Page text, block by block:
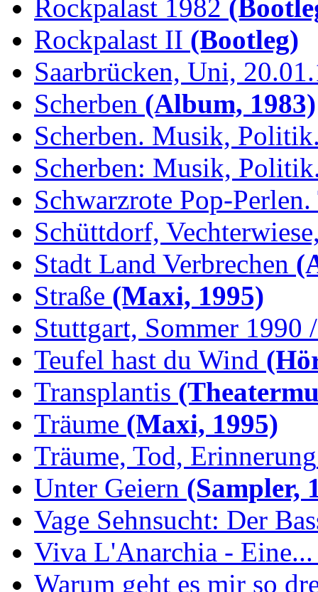
Rockpalast 1982
Rockpalast II (Bootleg)
Saarbrücken, Uni,
Scherben (Album, 1983)
Scherben. Musik,
Scherben: Musik,
Schwarzrote Pop-
Schüttdorf,
Stadt Land Verbrechen
Straße (Maxi, 1995)
Stuttgart, Sommer 1990
Teufel hast du Wind
Transplantis
Träume (Maxi, 1995)
Träume, Tod, Erinnerung
Unter Geiern (Sampler,
Vage Sehnsucht: Der
Viva L'Anarchia - Eine...
Warum geht es mir so